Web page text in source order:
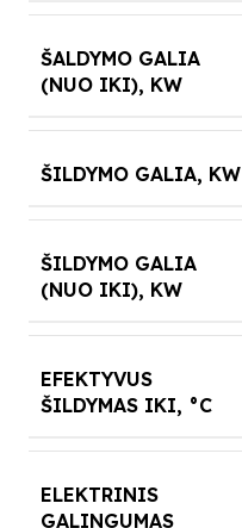
ŠALDYMO GALIA
(NUO IKI), KW
ŠILDYMO GALIA, KW
ŠILDYMO GALIA
(NUO IKI), KW
EFEKTYVUS
ŠILDYMAS IKI, °C
ELEKTRINIS
GALINGUMAS